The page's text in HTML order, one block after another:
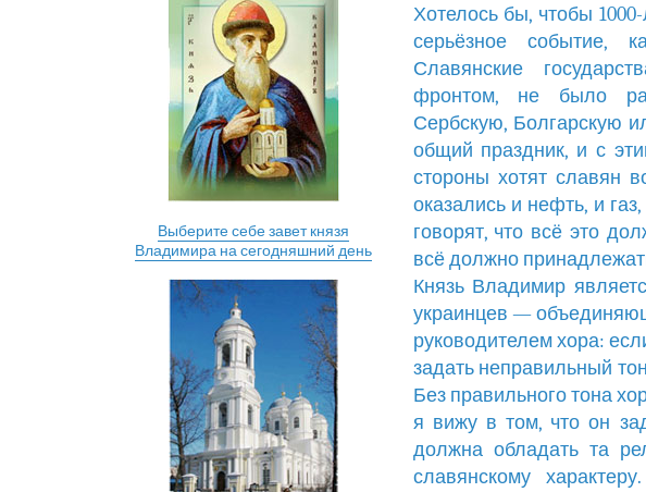
Выберите себе завет князя
Владимира на сегодняшний день
Хотелось бы, чтобы
серьёзное событие,
Славянские
фронтом, не было
Сербскую, Болгарскую
общий праздник, и с
стороны хотят славян
оказались и нефть, и
говорят, что всё это
всё должно
Князь Владимир
украинцев —
руководителем хора:
задать неправильный
Без правильного тона
я вижу в том, что он
должна обладать та
славянскому